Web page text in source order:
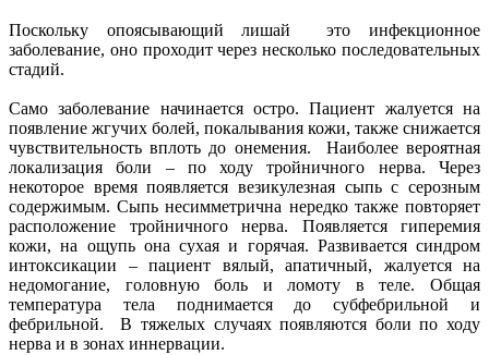
Поскольку опоясывающий лишай это инфекционное
заболевание, оно проходит через несколько последовательных
стадий.
Само заболевание начинается остро. Пациент жалуется на
появление жгучих болей, покалывания кожи, также снижается
чувствительность вплоть до онемения. Наиболее вероятная
локализация боли – по ходу тройничного нерва. Через
некоторое время появляется везикулезная сыпь с серозным
содержимым. Сыпь несимметрична нередко также повторяет
расположение тройничного нерва. Появляется гиперемия
кожи, на ощупь она сухая и горячая. Развивается синдром
интоксикации – пациент вялый, апатичный, жалуется на
недомогание, головную боль и ломоту в теле. Общая
температура тела поднимается до субфебрильной и
фебрильной. В тяжелых случаях появляются боли по ходу
нерва и в зонах иннервации.